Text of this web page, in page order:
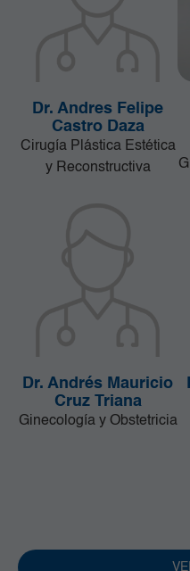
Dr. Andres Felipe
Castro Daza
Cirugía Plástica Estética
y Reconstructiva
Dr. Andrés Mauricio
Cruz Triana
Ginecología y Obstetricia